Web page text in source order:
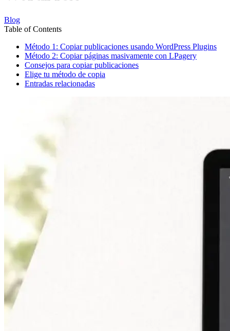
Blog
Table of Contents
Método 1: Copiar publicaciones usando WordPress Plugins
Método 2: Copiar páginas masivamente con LPagery
Consejos para copiar publicaciones
Elige tu método de copia
Entradas relacionadas